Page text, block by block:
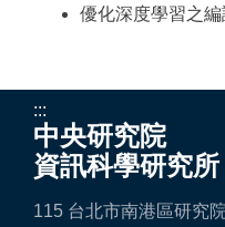
優化深度學習之
:::
中央研究院
資訊科學研究所
115 台北市南港區研究